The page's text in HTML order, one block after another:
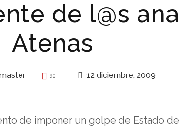
de l@s
Atenas
90 12 diciembre, 2009
de imponer un golpe de Estado